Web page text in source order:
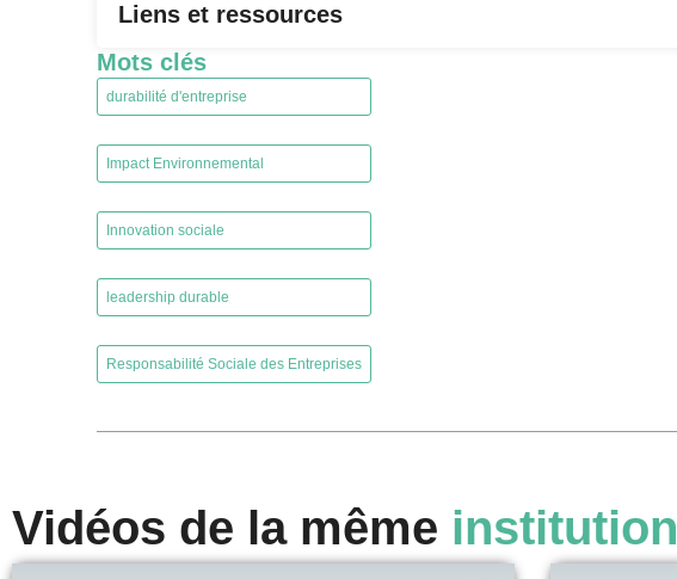
Liens et ressources
Mots clés
durabilité d'entreprise
Impact Environnemental
Innovation sociale
leadership durable
Responsabilité Sociale des Entreprises
Vidéos de la même institution